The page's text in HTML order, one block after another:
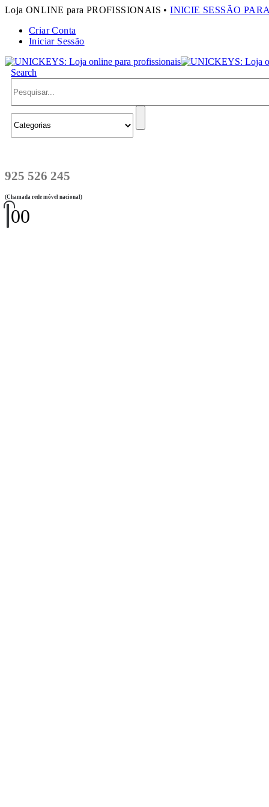
Loja ONLINE para PROFISSIONAIS •INICIE SESSÃO
Criar Conta
Iniciar Sessão
Search
925 526 245
(Chamada rede móvel nacional)
00